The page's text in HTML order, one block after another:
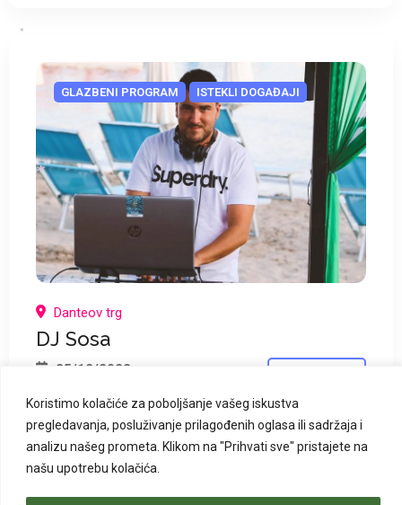
Koristimo kolačiće za poboljšanje vašeg iskustva
pregledavanja, posluživanje prilagođenih oglasa ili sadržaja i
analizu našeg prometa. Klikom na "Prihvati sve" pristajete na
našu upotrebu kolačića.
GLAZBENI PROGRAM ISTEKLI DOGAĐAJI
Danteov trg
DJ Sosa
25/12/2022
GLAZBENI PROGRAM ISTEKLI DOGAĐAJI
*
*